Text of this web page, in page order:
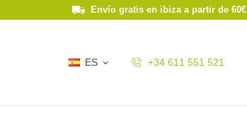
Envío gratis en ibiza a partir de 60€
ES  +34 611 551 521